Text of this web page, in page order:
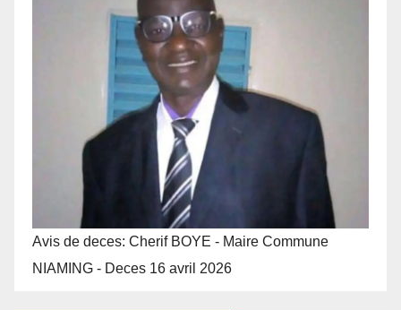
Avis de deces: Cherif BOYE - Maire Commune
NIAMING - Deces 16 avril 2026